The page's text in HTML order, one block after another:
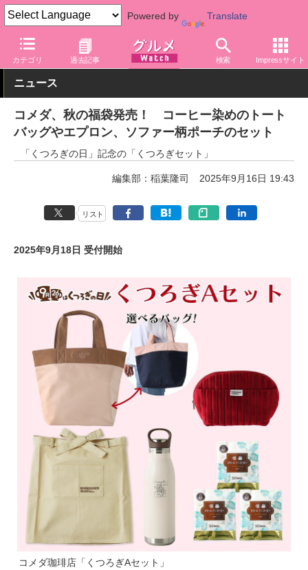
Powered by Translate
カテゴリ 過去記事 検索 Impressサイト
グルメ Watch 店舗 カフェ コメダ珈琲店
ニュース
コメダ、秋の福袋発売！ コーヒー染めのトート
バッグやエプロン、ソファー柄ポーチのセット
「くつろぎの日」記念の「くつろぎセット」
編集部：稲葉隆司 2025年9月16日 19:43
リスト
2025年9月18日 受付開始
コメダ珈琲店「くつろぎAセット」